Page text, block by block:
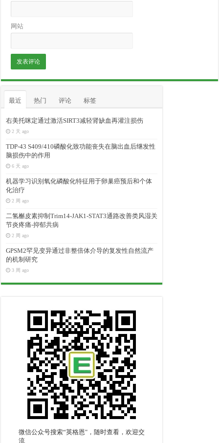
网站
最近 热门 评论 标签
右美托咪定通过激活SIRT3减轻肾缺血再灌注损伤
2 天 ago
TDP-43 S409/410磷酸化致功能丧失在脑出血后继发性
脑损伤中的作用
6 天 ago
机器学习识别氧化磷酸化特征用于卵巢癌预后和个体
化治疗
2 周 ago
二氢槲皮素抑制Trim14-JAK1-STAT3通路改善类风湿关
节炎疼痛-抑郁共病
2 周 ago
GPSM2罕见变异通过非整倍体介导的复发性自然流产
的机制研究
3 周 ago
微信公众号搜索“英格恩"，随时查看，欢迎交
流